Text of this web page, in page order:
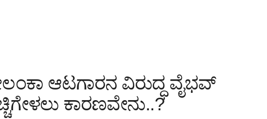
ಆಟಗಾರನ ವಿರುದ್ಧ ವೈಭವ್‌
ಕಾರಣವೇನು..?